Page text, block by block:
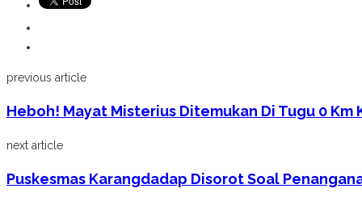
previous article
Heboh! Mayat Misterius Ditemukan Di Tugu 0 Km
next article
Puskesmas Karangdadap Disorot Soal